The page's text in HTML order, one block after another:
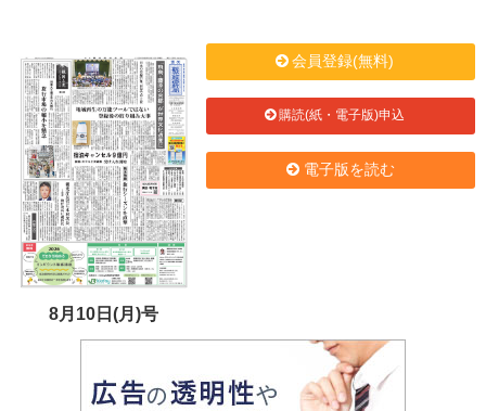
8月10日(月)号
会員登録(無料)
購読(紙・電子版)申込
電子版を読む